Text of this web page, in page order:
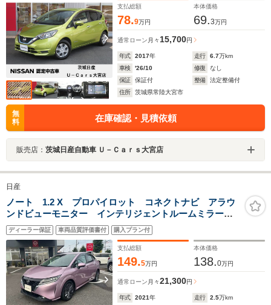
支払総額
78.9万円
本体価格
69.3万円
通常ローン 月々15,700円
年式 2017年 走行 6.7万km
車検
'26/10 修復
なし
保証
保証付 整備
法定整備付
住所
茨城県常陸大宮市
無
料
在庫確認・見積依頼
販売店： 茨城日産自動車 Ｕ－Ｃａｒｓ大宮店
日産
ノート 1.2 X プロパイロット コネクトナビ アラウ
ンドビューモニター インテリジェントルームミラー
LEDヘッドライト LEDフォグランプ 衝突被害軽減ブ
レーキ 踏み間違い衝突防止 純正ドラレコ ETC2.0
ディーラー保証 車両品質評価書付 購入プラン付
支払総額
149.5万円
本体価格
138.0万円
通常ローン 月々21,300円
年式 2021年 走行 2.5万km